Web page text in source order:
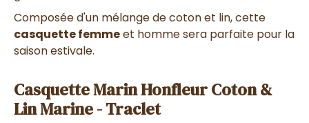
Composée d'un mélange de coton et lin, cette
casquette femmeet homme sera parfaite pour la
saison estivale.
Casquette Marin Honfleur Coton &
Lin Marine - Traclet